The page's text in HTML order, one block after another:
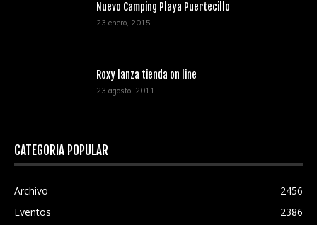
Nuevo Camping Playa Puertecillo
23 enero, 2015
Roxy lanza tienda on line
23 agosto, 2011
CATEGORÍA POPULAR
Archivo
2456
Eventos
2386